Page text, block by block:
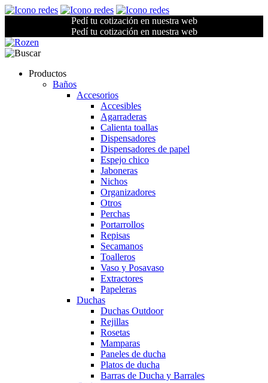
Pedí tu cotización en nuestra web
Pedí tu cotización en nuestra web
Productos
Baños
Accesorios
Accesibles
Agarraderas
Calienta toallas
Dispensadores
Dispensadores de papel
Espejo chico
Jaboneras
Nichos
Organizadores
Otros
Perchas
Portarrollos
Repisas
Secamanos
Toalleros
Vaso y Posavaso
Extractores
Papeleras
Duchas
Duchas Outdoor
Rejillas
Rosetas
Mamparas
Paneles de ducha
Platos de ducha
Barras de Ducha y Barrales